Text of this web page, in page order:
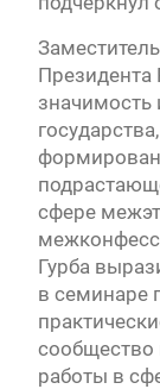
сфере
Гурба
в семинаре
работы в